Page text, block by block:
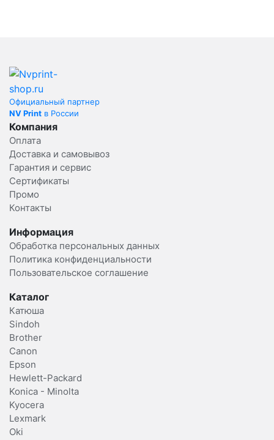
Официальный партнер
NV Print в России
Компания
Оплата
Доставка и самовывоз
Гарантия и сервис
Сертификаты
Промо
Контакты
Информация
Обработка персональных данных
Политика конфиденциальности
Пользовательское соглашение
Каталог
Катюша
Sindoh
Brother
Canon
Epson
Hewlett-Packard
Konica - Minolta
Kyocera
Lexmark
Oki